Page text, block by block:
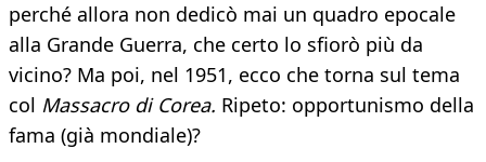
perché allora non dedicò mai un quadro epocale
alla Grande Guerra, che certo lo sfiorò più da
vicino? Ma poi, nel 1951, ecco che torna sul tema
col Massacro di Corea. Ripeto: opportunismo della
fama (già mondiale)?